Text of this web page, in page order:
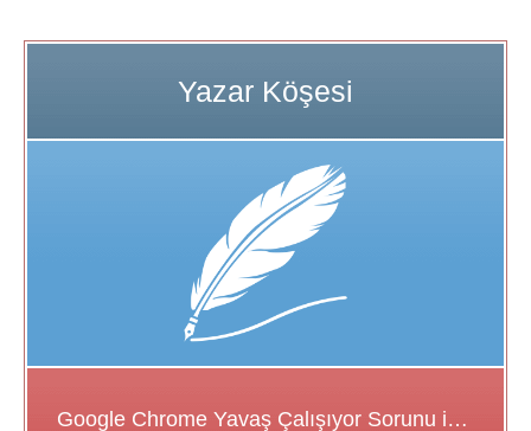
Google Chrome Yavaş Çalışıyor Sorunu için Çözüm Önerileri